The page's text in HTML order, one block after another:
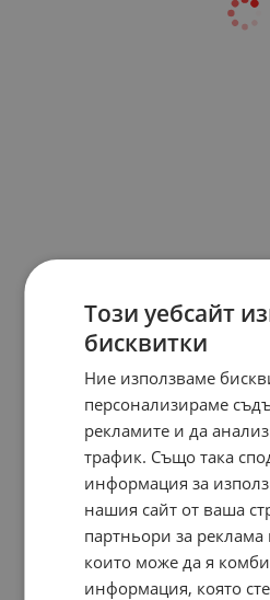
Този уебсайт
бисквитки
Ние използваме
персонализираме
рекламите и да
трафик. Също така
информация за
нашия сайт от ваша
партньори за
които може да я
информация, която